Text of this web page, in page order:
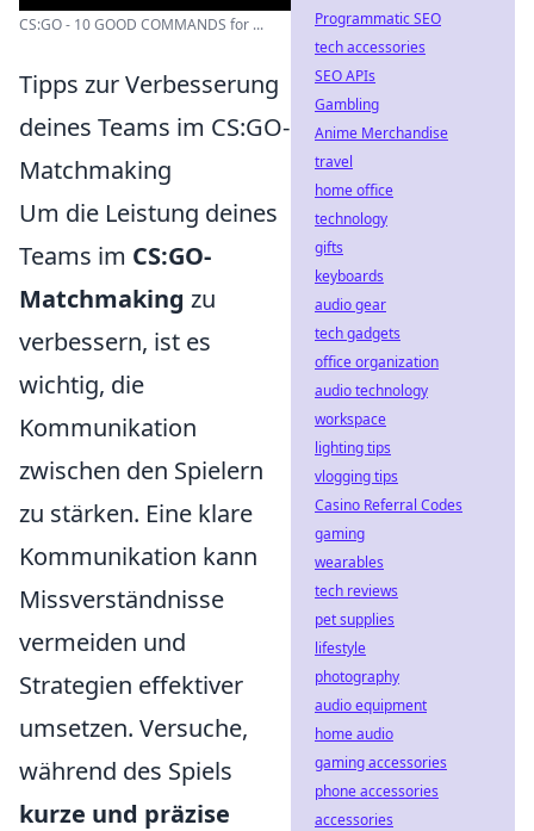
CS:GO - 10 GOOD COMMANDS for ...
Tipps zur Verbesserung
deines Teams im CS:GO-
Matchmaking
Um die Leistung deines
Teams im CS:GO-
Matchmaking zu
verbessern, ist es
wichtig, die
Kommunikation
zwischen den Spielern
zu stärken. Eine klare
Kommunikation kann
Missverständnisse
vermeiden und
Strategien effektiver
umsetzen. Versuche,
während des Spiels
kurze und präzise
Programmatic SEO
tech accessories
SEO APIs
Gambling
Anime Merchandise
travel
home office
technology
gifts
keyboards
audio gear
tech gadgets
office organization
audio technology
workspace
lighting tips
vlogging tips
Casino Referral Codes
gaming
wearables
tech reviews
pet supplies
lifestyle
photography
audio equipment
home audio
gaming accessories
phone accessories
accessories